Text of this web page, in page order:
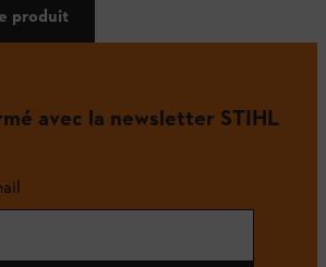
produit
avec la newsletter STIHL